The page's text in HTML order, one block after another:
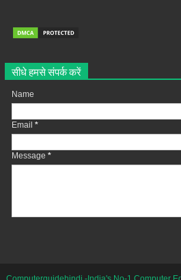
सीधे हमसे संपर्क करें
Name
Email *
Message *